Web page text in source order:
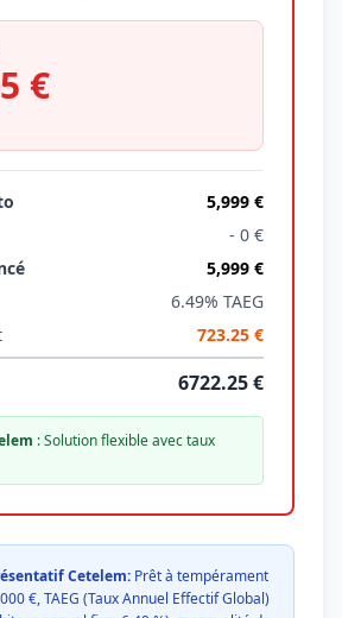
€
5,999 €
- 0 €
5,999 €
6.49% TAEG
723.25 €
6722.25 €
: Solution flexible avec taux
Cetelem: Prêt à tempérament
€, TAEG (Taux Annuel Effectif Global)